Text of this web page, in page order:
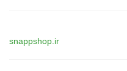
snappshop.ir